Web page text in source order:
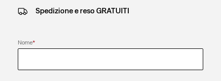
Spedizione e reso GRATUITI
Nome*